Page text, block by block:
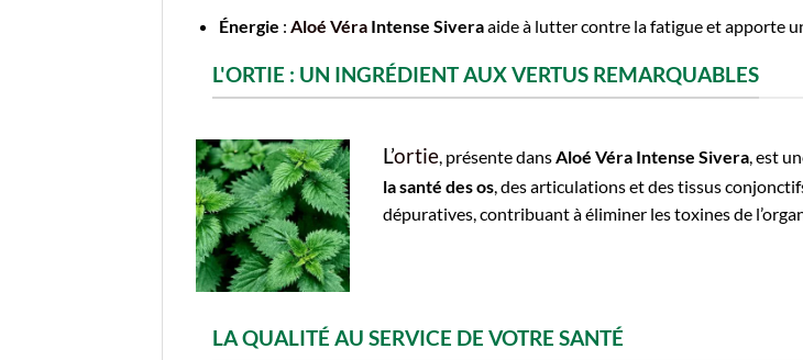
Énergie : Aloé VéraIntense Siveraaide à lutter contre la fatigue et apporte
L'ORTIE : UN INGRÉDIENT AUX VERTUS REMARQUABLES
L’ortie, présente dans Aloé Véra Intense Sivera, est
la santé des os, des articulations et des tissus
dépuratives, contribuant à éliminer les toxines de
LA QUALITÉ AU SERVICE DE VOTRE SANTÉ